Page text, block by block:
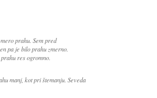
prahu. Sem pred
pa je bilo prahu zmerno.
res ogromno.
manj, kot pri štemanju. Seveda